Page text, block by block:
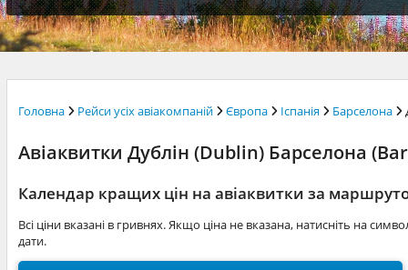
Головна Рейси усіх авіакомпаній Європа Іспанія Барселона
Авіаквитки Дублін (Dublin) Барселона
Календар кращих цін на авіаквитки за
Всі ціни вказані в гривнях. Якщо ціна не вказана, натисніть на
дати.